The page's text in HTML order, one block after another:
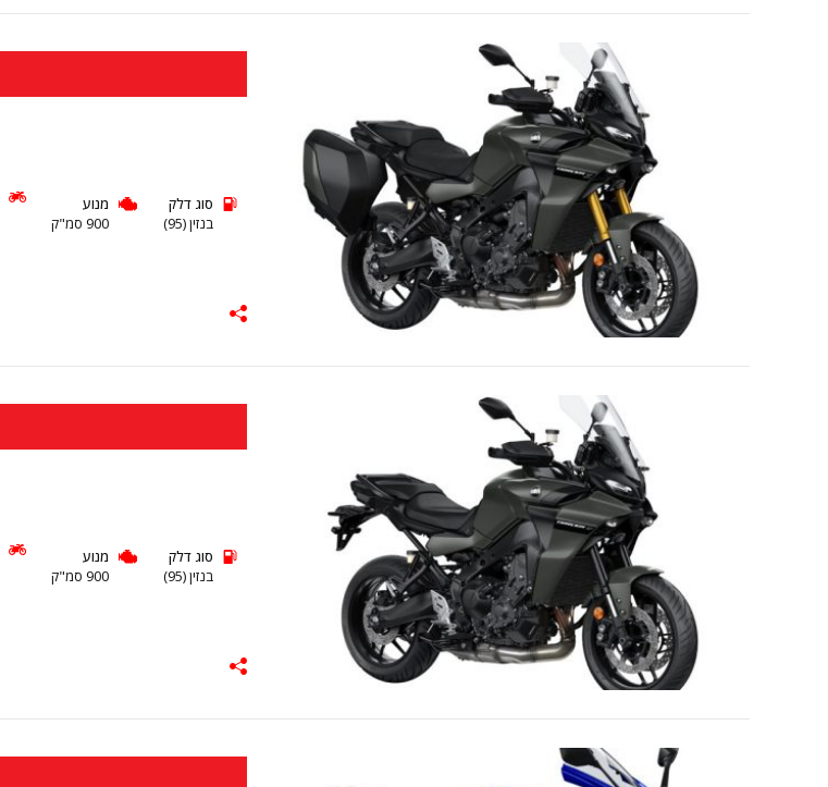
סוג דלק
בנזין (95)
מנוע
900 סמ"ק
סוג דלק
בנזין (95)
מנוע
900 סמ"ק